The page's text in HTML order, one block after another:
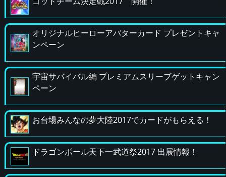
オリジナルヒーローアバターカード プレゼントキャ
ンペーン
宇宙サバイバル編 プレミアムスリーブゲットキャン
ペーン
お台場みんなの夢大陸2017でカードがもらえる！
ドラゴンボール天下一武道祭2017 出展情報！